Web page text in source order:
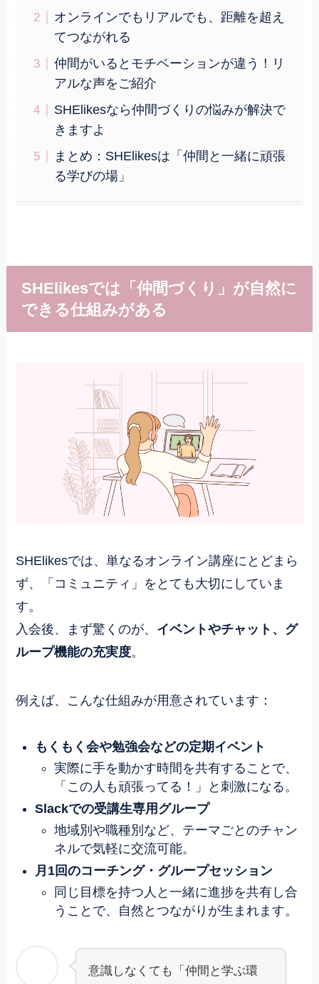
オンラインでもリアルでも、距離を超え
てつながれる
仲間がいるとモチベーションが違う！リ
アルな声をご紹介
SHElikesなら仲間づくりの悩みが解決で
きますよ
まとめ：SHElikesは「仲間と一緒に頑張
る学びの場」
SHElikesでは「仲間づくり」が自然に
できる仕組みがある
SHElikesでは、単なるオンライン講座にとどまら
ず、「コミュニティ」をとても大切にしていま
す。
入会後、まず驚くのが、 イベントやチャット、グ
ループ機能の充実度。
例えば、こんな仕組みが用意されています：
もくもく会や勉強会などの定期イベント
実際に手を動かす時間を共有することで、
「この人も頑張ってる！」と刺激になる。
Slackでの受講生専用グループ
地域別や職種別など、テーマごとのチャン
ネルで気軽に交流可能。
月1回のコーチング・グループセッション
同じ目標を持つ人と一緒に進捗を共有し合
うことで、自然とつながりが生まれます。
意識しなくても「仲間と学ぶ環